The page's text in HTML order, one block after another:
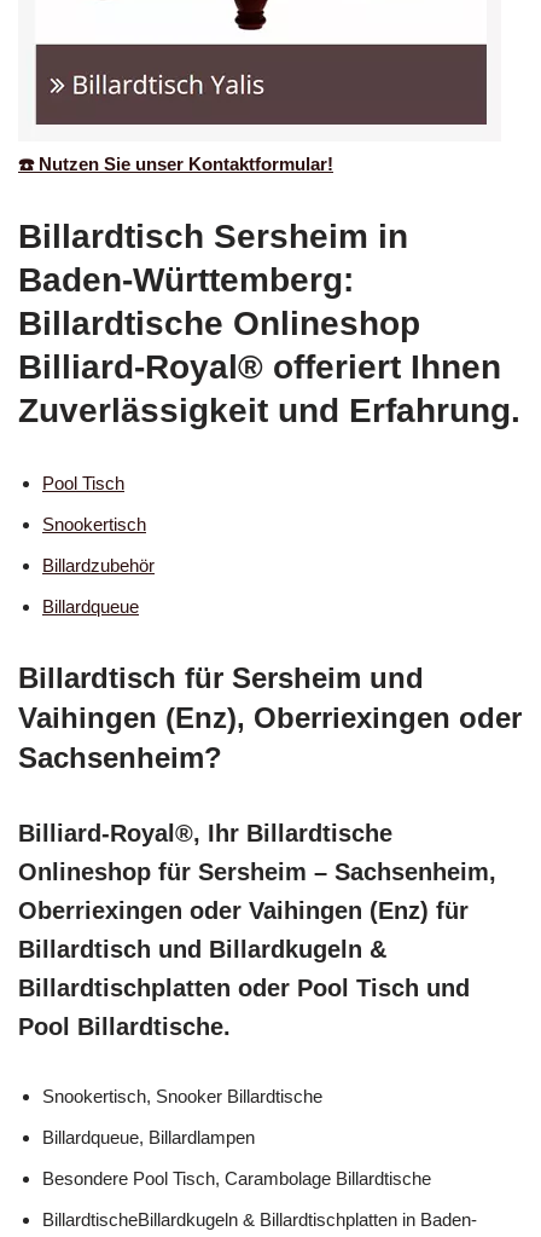
☎️ Nutzen Sie unser Kontaktformular!
Billardtisch Sersheim in
Baden-Württemberg:
Billardtische Onlineshop
Billiard-Royal® offeriert Ihnen
Zuverlässigkeit und Erfahrung.
Pool Tisch
Snookertisch
Billardzubehör
Billardqueue
Billardtisch für Sersheim und
Vaihingen (Enz), Oberriexingen oder
Sachsenheim?
Billiard-Royal®, Ihr Billardtische
Onlineshop für Sersheim – Sachsenheim,
Oberriexingen oder Vaihingen (Enz) für
Billardtisch und Billardkugeln &
Billardtischplatten oder Pool Tisch und
Pool Billardtische.
Snookertisch, Snooker Billardtische
Billardqueue, Billardlampen
Besondere Pool Tisch, Carambolage Billardtische
BillardtischeBillardkugeln & Billardtischplatten in Baden-